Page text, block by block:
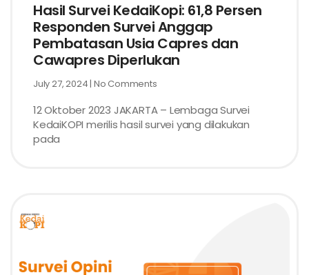
Hasil Survei KedaiKopi: 61,8 Persen
Responden Survei Anggap
Pembatasan Usia Capres dan
Cawapres Diperlukan
July 27, 2024 No Comments
12 Oktober 2023 JAKARTA – Lembaga Survei
KedaiKOPI merilis hasil survei yang dilakukan
pada